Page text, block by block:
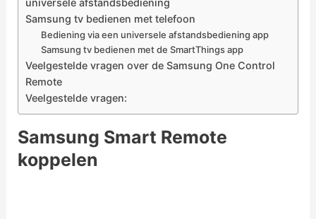
universele afstandsbediening
Samsung tv bedienen met telefoon
Bediening via een universele afstandsbediening app
Samsung tv bedienen met de SmartThings app
Veelgestelde vragen over de Samsung One Control
Remote
Veelgestelde vragen:
Samsung Smart Remote
koppelen